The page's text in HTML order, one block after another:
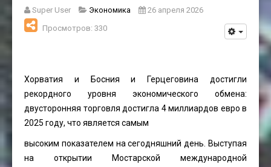
Super User Экономика
26 апреля 2026
Просмотров: 330
Хорватия и Босния и Герцеговина достигли
рекордного уровня экономического обмена:
двусторонняя торговля достигла 4 миллиардов евро в
2025 году, что является самым
высоким показателем на сегодняшний день. Выступая
на открытии Мостарской международной